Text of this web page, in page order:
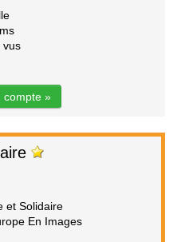
vus
compte »
et Solidaire
En Images